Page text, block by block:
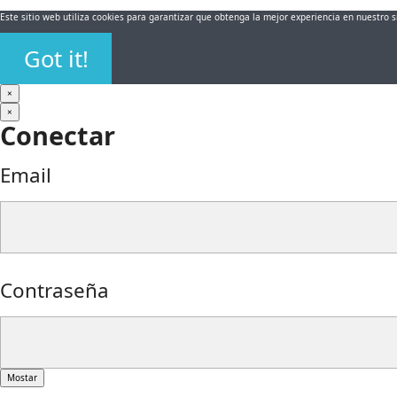
Este sitio web utiliza cookies para garantizar que obtenga la mejor experiencia en nuestro
Got it!
×
×
Conectar
Email
Contraseña
Mostar